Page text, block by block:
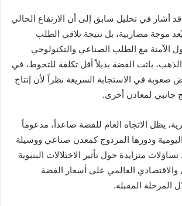
أشار في تحليل سابق إلى أن الارتفاع الحالي
موجة مضاربية، بل نتيجة تلاقي الطلب
الآمنة مع الطلب الصناعي والتكنولوجي
باتت الفضة بديلاً أقل تكلفة للتحوط، في
صعوبة في الاستجابة السريعة نظراً لأن إنتاج
جانبي لمعادن أخرى.
يظل الاتجاه العام للفضة صاعداً، مدعوماً
ودورها المزدوج كمعدن صناعي ووسيلة
متزايدة حول تأثير الاختلالات البنيوية
والاقتصادي العالمي على أسعار الفضة
المرحلة المقبلة.